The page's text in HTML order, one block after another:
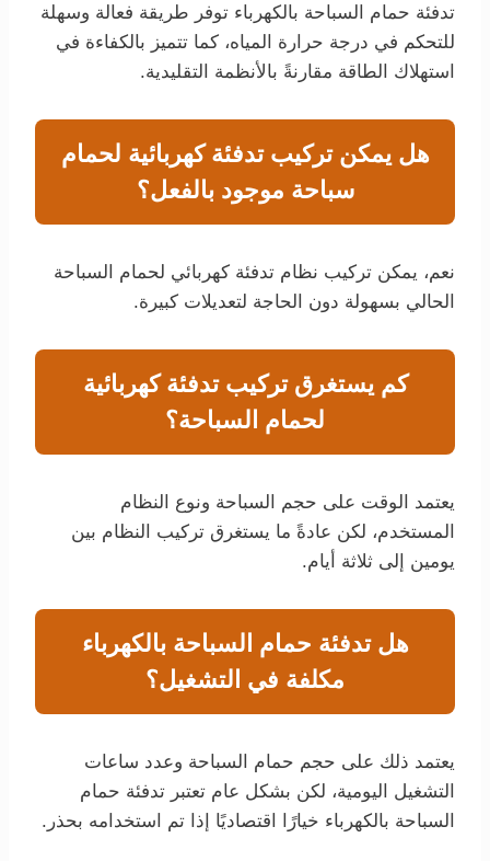
تدفئة حمام السباحة بالكهرباء توفر طريقة فعالة وسهلة
للتحكم في درجة حرارة المياه، كما تتميز بالكفاءة في
استهلاك الطاقة مقارنةً بالأنظمة التقليدية.
هل يمكن تركيب تدفئة كهربائية لحمام
سباحة موجود بالفعل؟
نعم، يمكن تركيب نظام تدفئة كهربائي لحمام السباحة
الحالي بسهولة دون الحاجة لتعديلات كبيرة.
كم يستغرق تركيب تدفئة كهربائية
لحمام السباحة؟
يعتمد الوقت على حجم السباحة ونوع النظام
المستخدم، لكن عادةً ما يستغرق تركيب النظام بين
يومين إلى ثلاثة أيام.
هل تدفئة حمام السباحة بالكهرباء
مكلفة في التشغيل؟
يعتمد ذلك على حجم حمام السباحة وعدد ساعات
التشغيل اليومية، لكن بشكل عام تعتبر تدفئة حمام
السباحة بالكهرباء خيارًا اقتصاديًا إذا تم استخدامه بحذر.